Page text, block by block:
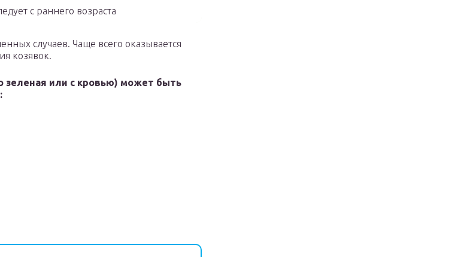
с раннего возраста
случаев. Чаще всего оказывается
козявок.
зеленая или с кровью) может быть